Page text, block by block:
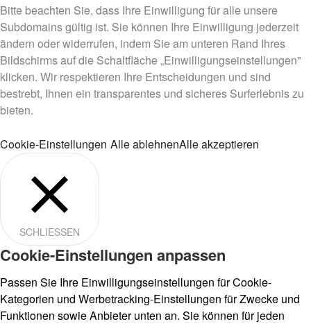
Bitte beachten Sie, dass Ihre Einwilligung für alle unsere
Subdomains gültig ist. Sie können Ihre Einwilligung jederzeit
ändern oder widerrufen, indem Sie am unteren Rand Ihres
Bildschirms auf die Schaltfläche „Einwilligungseinstellungen"
klicken. Wir respektieren Ihre Entscheidungen und sind
bestrebt, Ihnen ein transparentes und sicheres Surferlebnis zu
bieten.
Cookie-Einstellungen Alle ablehnenAlle akzeptieren
SCHLIESSEN
Cookie-Einstellungen anpassen
Passen Sie Ihre Einwilligungseinstellungen für Cookie-
Kategorien und Werbetracking-Einstellungen für Zwecke und
Funktionen sowie Anbieter unten an. Sie können für jeden